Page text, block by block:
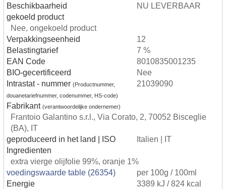
Beschikbaarheid
NU LEVERBAAR
gekoeld product
Nee, ongekoeld product
Verpakkingseenheid
12
Belastingtarief
7 %
EAN Code
8010835001235
BIO-gecertificeerd
Nee
Intrastat - nummer (Productnummer,
douanetariefnummer, codenummer, HS-code)
21039090
Fabrikant (verantwoordelijke ondernemer)
Frantoio Galantino s.r.l., Via Corato, 2, 70052 Bisceglie
(BA), IT
geproduceerd in het land | ISO
Italien | IT
Ingredienten
extra vierge olijfolie 99%, oranje 1%
voedingswaarde table (26354)
per 100g / 100ml
Energie
3389 kJ / 824 kcal